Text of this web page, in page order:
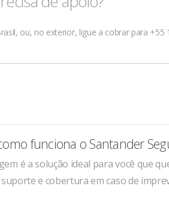
ou, no exterior, ligue a cobrar para +55
funciona o Santander
é a solução ideal para você que
e cobertura em caso de